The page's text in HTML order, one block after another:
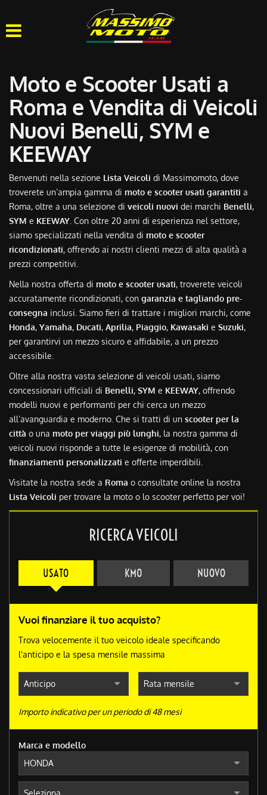
LISTA VEICOLI
OFFICINA
ACQUISTIAMO USATO
ASSISTENZA
Moto e Scooter Usati a
Roma e Vendita di Veicoli
Nuovi Benelli, SYM e
KEEWAY
Benvenuti nella sezione Lista Veicoli di Massimomoto, dove
troverete un’ampia gamma di moto e scooter usati garantiti a
Roma, oltre a una selezione di veicoli nuovi dei marchi Benelli,
SYM e KEEWAY . Con oltre 20 anni di esperienza nel settore,
siamo specializzati nella vendita di moto e scooter
ricondizionati, offrendo ai nostri clienti mezzi di alta qualità a
prezzi competitivi.
Nella nostra offerta di moto e scooter usati, troverete veicoli
accuratamente ricondizionati, con garanzia e tagliando pre-
consegna inclusi. Siamo fieri di trattare i migliori marchi, come
Honda, Yamaha, Ducati, Aprilia, Piaggio, Kawasaki e Suzuki,
per garantirvi un mezzo sicuro e affidabile, a un prezzo
accessibile.
Oltre alla nostra vasta selezione di veicoli usati, siamo
concessionari ufficiali di Benelli, SYM e KEEWAY, offrendo
modelli nuovi e performanti per chi cerca un mezzo
all’avanguardia e moderno. Che si tratti di un scooter per la
città o una moto per viaggi più lunghi, la nostra gamma di
veicoli nuovi risponde a tutte le esigenze di mobilità, con
finanziamenti personalizzati e offerte imperdibili.
Visitate la nostra sede a Roma o consultate online la nostra
Lista Veicoli per trovare la moto o lo scooter perfetto per voi!
RICERCA VEICOLI
USATO KM0 NUOVO
Vuoi finanziare il tuo acquisto?
Trova velocemente il tuo veicolo ideale specificando
l'anticipo e la spesa mensile massima
Importo indicativo per un periodo di 48 mesi
Marca e modello